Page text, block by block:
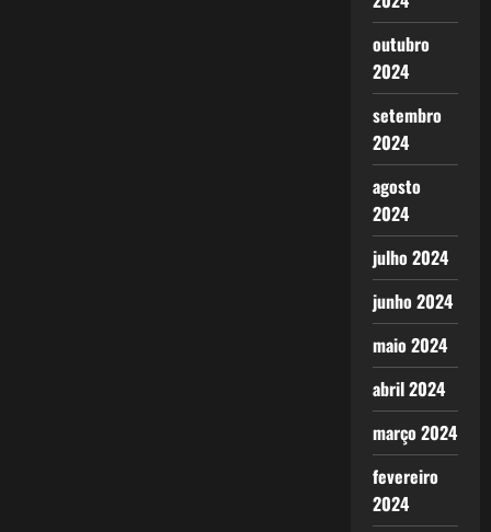
outubro
2024
setembro
2024
agosto
2024
julho 2024
junho 2024
maio 2024
abril 2024
março 2024
fevereiro
2024